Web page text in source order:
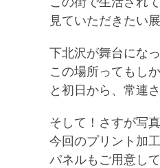
見ていただきたい
下北沢が舞台にな
この場所ってもし
と初日から、常連
そして！さすが写
今回のプリント加
パネルもご用意し